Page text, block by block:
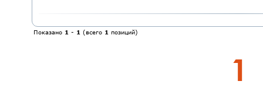
Показано 1 - 1 (всего 1 позиций)
1